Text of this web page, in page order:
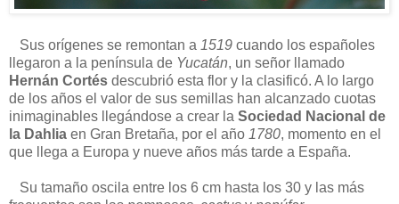
Sus orígenes se remontan a 1519 cuando los españoles
llegaron a la península de Yucatán, un señor llamado
Hernán Cortés descubrió esta flor y la clasificó. A lo largo
de los años el valor de sus semillas han alcanzado cuotas
inimaginables llegándose a crear la Sociedad Nacional de
la Dahlia en Gran Bretaña, por el año 1780, momento en el
que llega a Europa y nueve años más tarde a España.
Su tamaño oscila entre los 6 cm hasta los 30 y las más